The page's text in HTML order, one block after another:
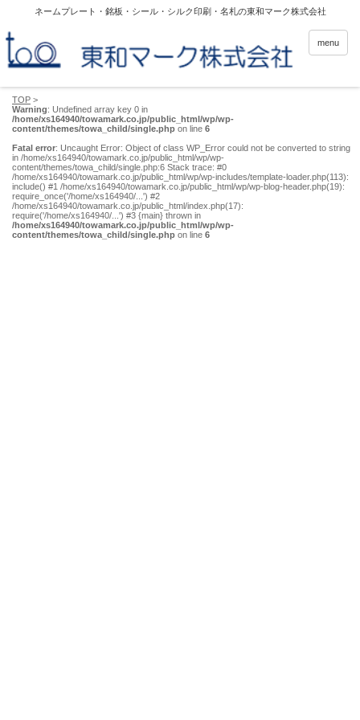
ネームプレート・銘板・シール・シルク印刷・名札の東和マーク株式会社
menu
TOP >
Warning: Undefined array key 0 in
/home/xs164940/towamark.co.jp/public_html/wp/wp-
content/themes/towa_child/single.php on line 6
Fatal error: Uncaught Error: Object of class WP_Error could not be converted to string
in /home/xs164940/towamark.co.jp/public_html/wp/wp-
content/themes/towa_child/single.php:6 Stack trace: #0
/home/xs164940/towamark.co.jp/public_html/wp/wp-includes/template-loader.php(113):
include() #1 /home/xs164940/towamark.co.jp/public_html/wp/wp-blog-header.php(19):
require_once('/home/xs164940/...') #2
/home/xs164940/towamark.co.jp/public_html/index.php(17):
require('/home/xs164940/...') #3 {main} thrown in
/home/xs164940/towamark.co.jp/public_html/wp/wp-
content/themes/towa_child/single.php on line 6